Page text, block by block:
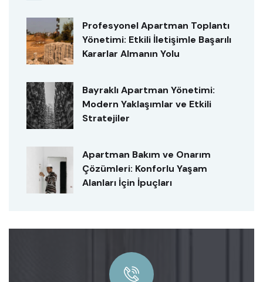
Profesyonel Apartman Toplantı
Yönetimi: Etkili İletişimle Başarılı
Kararlar Almanın Yolu
Bayraklı Apartman Yönetimi:
Modern Yaklaşımlar ve Etkili
Stratejiler
Apartman Bakım ve Onarım
Çözümleri: Konforlu Yaşam
Alanları İçin İpuçları